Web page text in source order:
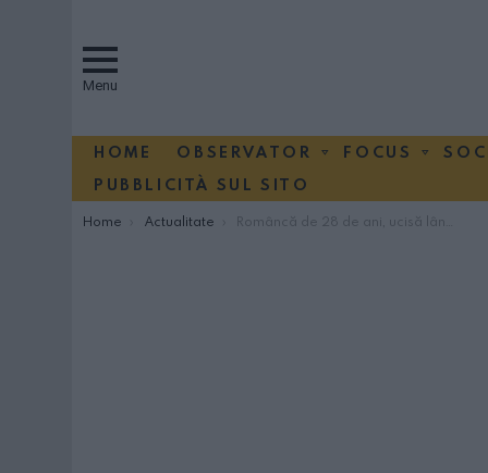
Menu
HOME OBSERVATOR FOCUS
PUBBLICITÀ SUL SITO
You are here:
Home Actualitate Româncă de 28 de ani, ucisă lângă Verona. A fost lăsată dezbrăcată pe un câmp